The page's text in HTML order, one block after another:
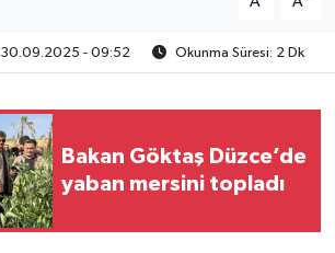
30.09.2025 - 09:52 Okunma Süresi: 2 Dk
Bakan Göktaş Düzce’de
yaban mersini topladı